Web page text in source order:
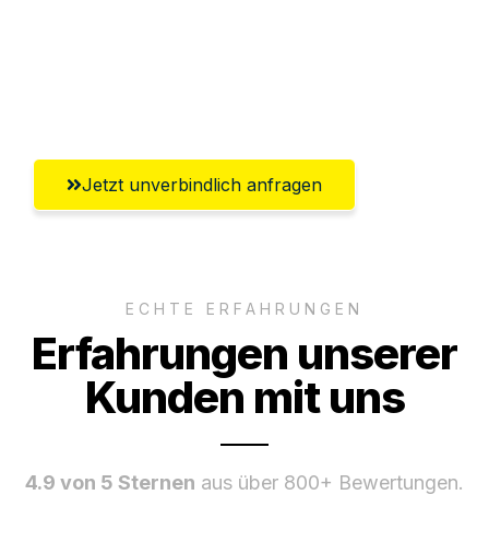
Jetzt unverbindlich anfragen
ECHTE ERFAHRUNGEN
Erfahrungen unserer
Kunden mit uns
4.9 von 5 Sternen aus über 800+ Bewertungen.